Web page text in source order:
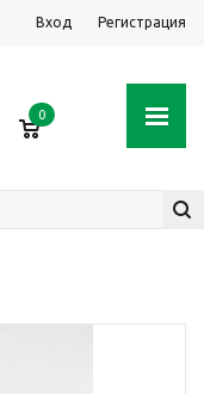
Вход Регистрация
0